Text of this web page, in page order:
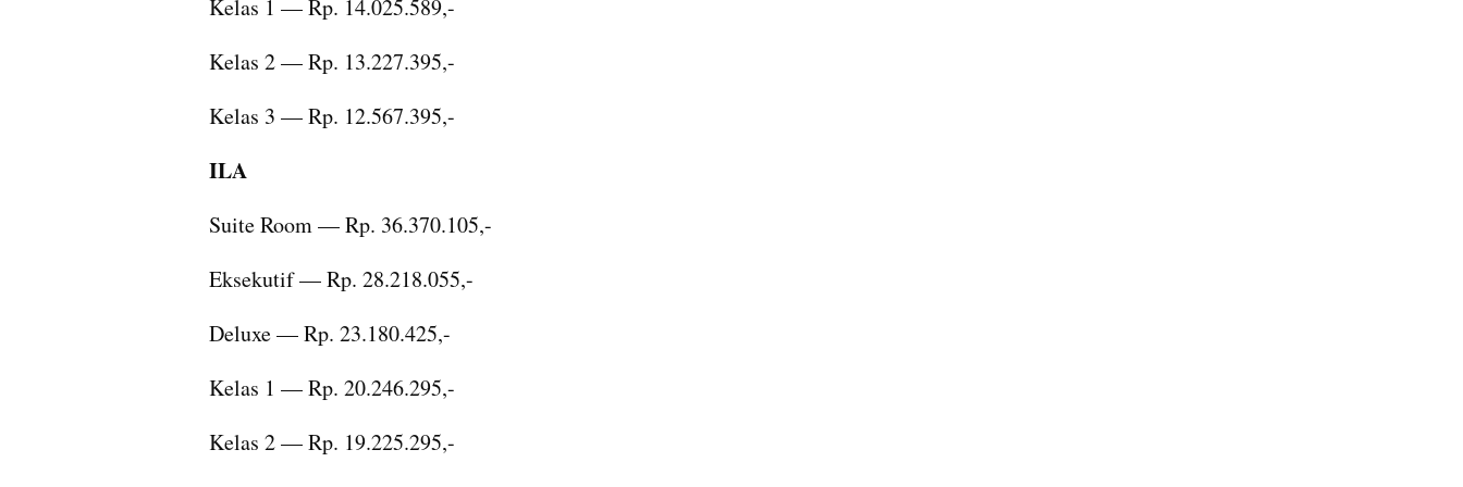
Kelas 1 — Rp. 14.025.589,-
Kelas 2 — Rp. 13.227.395,-
Kelas 3 — Rp. 12.567.395,-
ILA
Suite Room — Rp. 36.370.105,-
Eksekutif — Rp. 28.218.055,-
Deluxe — Rp. 23.180.425,-
Kelas 1 — Rp. 20.246.295,-
Kelas 2 — Rp. 19.225.295,-